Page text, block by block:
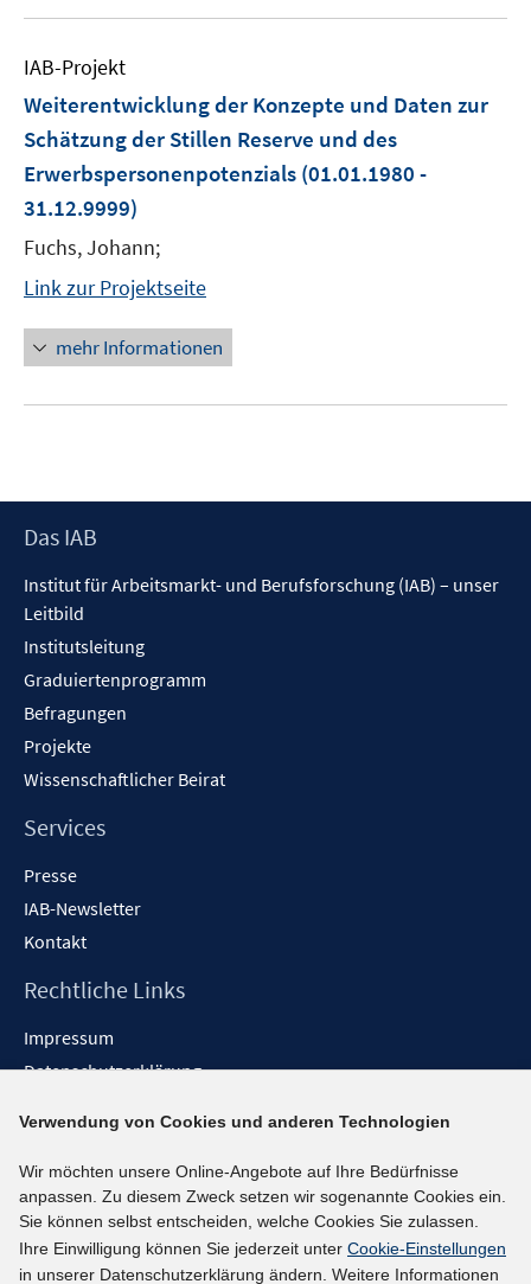
IAB-Projekt
Weiterentwicklung der Konzepte und Daten zur
Schätzung der Stillen Reserve und des
Erwerbspersonenpotenzials (01.01.1980 -
31.12.9999)
Fuchs, Johann;
Link zur Projektseite
mehr Informationen
Footer
Das IAB
Institut für Arbeitsmarkt- und Berufsforschung (IAB) – unser
Leitbild
Institutsleitung
Graduiertenprogramm
Befragungen
Projekte
Wissenschaftlicher Beirat
Services
Presse
IAB-Newsletter
Kontakt
Rechtliche Links
Impressum
Datenschutzerklärung
Barrieren melden
Social-Media-Kanäle
BlueSky
YouTube
Verwendung von Cookies und anderen Technologien
Wir möchten unsere Online-Angebote auf Ihre Bedürfnisse
anpassen. Zu diesem Zweck setzen wir sogenannte Cookies ein.
Sie können selbst entscheiden, welche Cookies Sie zulassen.
Ihre Einwilligung können Sie jederzeit unter Cookie-Einstellungen
in unserer Datenschutzerklärung ändern. Weitere Informationen